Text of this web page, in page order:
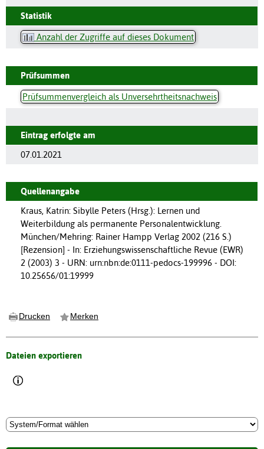
Statistik
Anzahl der Zugriffe auf dieses Dokument
Prüfsummen
Prüfsummenvergleich als Unversehrtheitsnachweis
Eintrag erfolgte am
07.01.2021
Quellenangabe
Kraus, Katrin: Sibylle Peters (Hrsg.): Lernen und
Weiterbildung als permanente Personalentwicklung.
München/Mehring: Rainer Hampp Verlag 2002 (216 S.)
[Rezension] - In: Erziehungswissenschaftliche Revue (EWR)
2 (2003) 3 - URN: urn:nbn:de:0111-pedocs-199996 - DOI:
10.25656/01:19999
Drucken Merken
Dateien exportieren